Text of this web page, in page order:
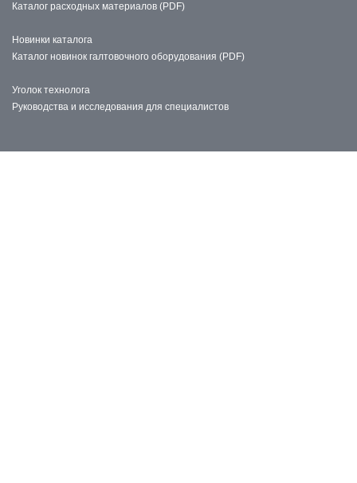
Каталог расходных материалов (PDF)
Новинки каталога
Каталог новинок галтовочного оборудования (PDF)
Уголок технолога
Руководства и исследования для специалистов